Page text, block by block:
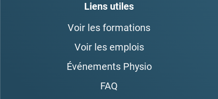
Liens utiles
Voir les formations
Voir les emplois
Événements Physio
FAQ